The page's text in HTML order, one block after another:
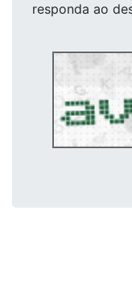
responda ao